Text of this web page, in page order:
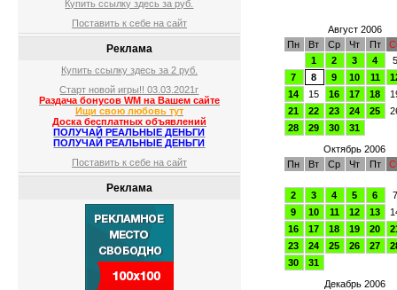
Купить ссылку здесь заруб.
Поставить к себе на сайт
Реклама
Купить ссылку здесь за 2 руб.
Старт новой игры!! 03.03.2021г
Раздача бонусов WM на Вашем сайте
Ищи свою любовь тут
Доска бесплатных объявлений
ПОЛУЧАЙ РЕАЛЬНЫЕ ДЕНЬГИ
ПОЛУЧАЙ РЕАЛЬНЫЕ ДЕНЬГИ
Поставить к себе на сайт
Реклама
Август 2006
Пн
Вт Ср Чт Пт
1
2 3 4
7
8 9 10 11
14
15 16 17 18
21
22 23 24 25
28
29 30
31
Октябрь 2006
Пн
Вт Ср Чт Пт
2 3 4 5 6
9
10 11 12 13
16
17 18 19 20
23
24 25 26 27
30
31
Декабрь 2006